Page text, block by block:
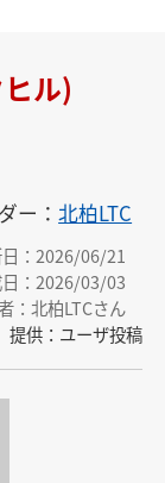
ル)
ー：北柏LTC
：2026/06/21
：2026/03/03
：北柏LTCさん
提供：ユーザ投稿